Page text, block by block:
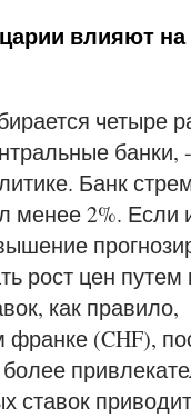
влияют на
четыре
банки,
Банк
менее 2%. Если
рост цен
как правило,
(CHF),
ставок